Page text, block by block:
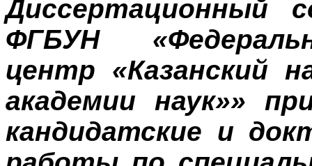
Диссертационный
ФГБУН
центр «Казанский
академии наук»»
кандидатские и